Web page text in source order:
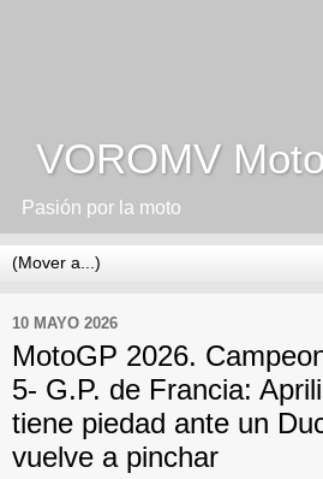
VOROMV
Pasión por la moto
10 MAYO 2026
MotoGP 2026.
5- G.P. de Francia:
tiene piedad ante un
vuelve a pinchar